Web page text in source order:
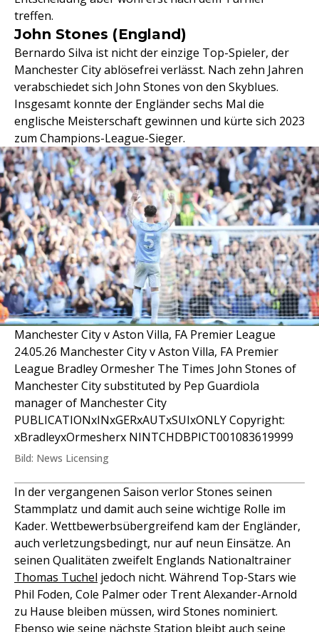
treffen.
John Stones (England)
Bernardo Silva ist nicht der einzige Top-Spieler, der
Manchester City ablösefrei verlässt. Nach zehn Jahren
verabschiedet sich John Stones von den Skyblues.
Insgesamt konnte der Engländer sechs Mal die
englische Meisterschaft gewinnen und kürte sich 2023
zum Champions-League-Sieger.
Manchester City v Aston Villa, FA Premier League
24.05.26 Manchester City v Aston Villa, FA Premier
League Bradley Ormesher The Times John Stones of
Manchester City substituted by Pep Guardiola
manager of Manchester City
PUBLICATIONxINxGERxAUTxSUIxONLY Copyright:
xBradleyxOrmesherx NINTCHDBPICT001083619999
Bild: News Licensing
In der vergangenen Saison verlor Stones seinen
Stammplatz und damit auch seine wichtige Rolle im
Kader. Wettbewerbsübergreifend kam der Engländer,
auch verletzungsbedingt, nur auf neun Einsätze. An
seinen Qualitäten zweifelt Englands Nationaltrainer
Thomas Tuchel jedoch nicht. Während Top-Stars wie
Phil Foden, Cole Palmer oder Trent Alexander-Arnold
zu Hause bleiben müssen, wird Stones nominiert.
Ebenso wie seine nächste Station bleibt auch seine